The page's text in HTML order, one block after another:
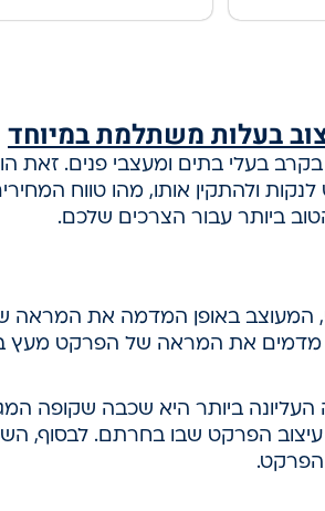
בעלות משתלמת במיוחד
בעלי בתים ומעצבי פנים. זאת
ולהתקין אותו, מהו טווח
ביותר עבור הצרכים שלכם.
המעוצב באופן המדמה את המראה
את המראה של הפרקט מעץ
ביותר היא שכבה שקופה
הפרקט שבו בחרתם. לבסוף,
הפרקט.